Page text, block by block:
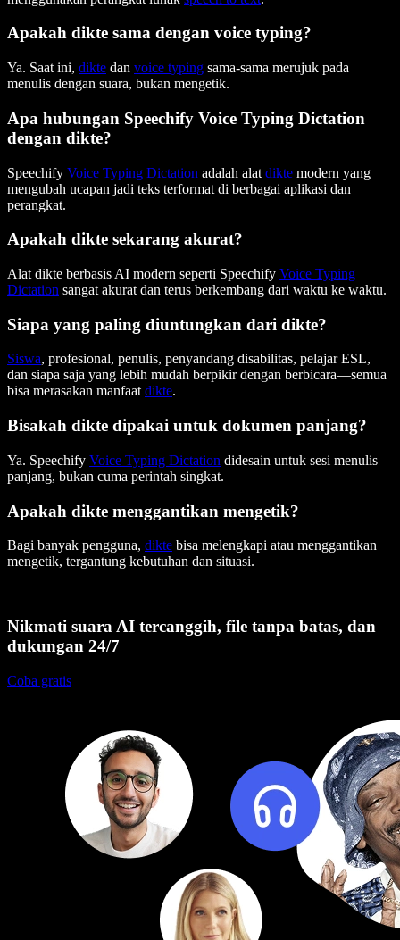
Apakah dikte sama dengan voice typing?
Ya. Saat ini, dikte dan voice typing sama-sama merujuk pada
menulis dengan suara, bukan mengetik.
Apa hubungan Speechify Voice Typing Dictation
dengan dikte?
Speechify Voice Typing Dictation adalah alat dikte modern yang
mengubah ucapan jadi teks terformat di berbagai aplikasi dan
perangkat.
Apakah dikte sekarang akurat?
Alat dikte berbasis AI modern seperti Speechify Voice Typing
Dictation sangat akurat dan terus berkembang dari waktu ke waktu.
Siapa yang paling diuntungkan dari dikte?
Siswa, profesional, penulis, penyandang disabilitas, pelajar ESL,
dan siapa saja yang lebih mudah berpikir dengan berbicara—semua
bisa merasakan manfaatdikte.
Bisakah dikte dipakai untuk dokumen panjang?
Ya. Speechify Voice Typing Dictation didesain untuk sesi menulis
panjang, bukan cuma perintah singkat.
Apakah dikte menggantikan mengetik?
Bagi banyak pengguna, dikte bisa melengkapi atau menggantikan
mengetik, tergantung kebutuhan dan situasi.
Nikmati suara AI tercanggih, file tanpa batas, dan
dukungan 24/7
Coba gratis